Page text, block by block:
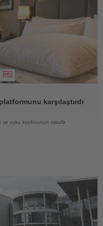
karşılaştırdı
ve uyku konforunun misafir